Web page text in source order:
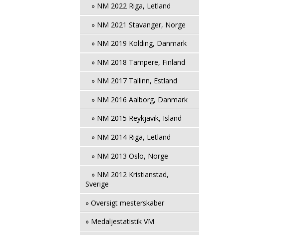
» NM 2022 Riga, Letland
» NM 2021 Stavanger, Norge
» NM 2019 Kolding, Danmark
» NM 2018 Tampere, Finland
» NM 2017 Tallinn, Estland
» NM 2016 Aalborg, Danmark
» NM 2015 Reykjavik, Island
» NM 2014 Riga, Letland
» NM 2013 Oslo, Norge
» NM 2012 Kristianstad,
Sverige
» Oversigt mesterskaber
» Medaljestatistik VM